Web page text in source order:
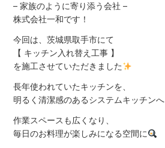
– 家族のように寄り添う会社 –
株式会社一和です！
今回は、茨城県取手市にて
【 キッチン入れ替え工事 】
を施工させていただきました
長年使われていたキッチンを、
明るく清潔感のあるシステムキッチンへ
作業スペースも広くなり、
毎日のお料理が楽しみになる空間に